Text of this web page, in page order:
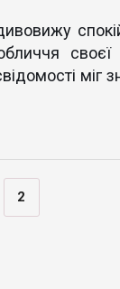
своєї
міг
2